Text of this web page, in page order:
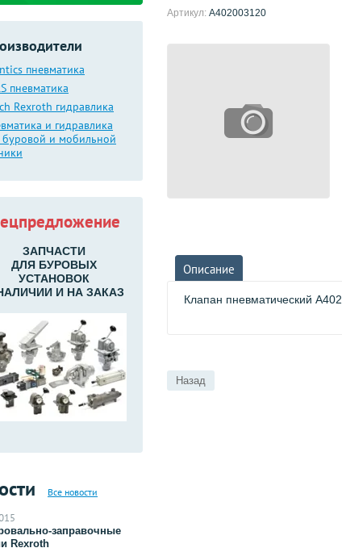
пневматика
пневматика
Rexroth гидравлика
и гидравлика
буровой и мобильной
ЗАПЧАСТИ
ДЛЯ БУРОВЫХ
УСТАНОВОК
И НА ЗАКАЗ
Все новости
заправочные
Rexroth
Артикул: A402003120
Описание
Клапан пневматический
Назад